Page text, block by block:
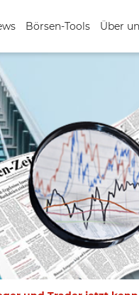
Börsen-Tools Über